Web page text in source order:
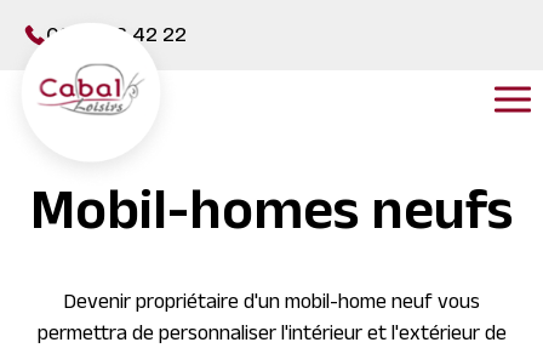
Panneau de gestion des cookies
02 31 08 42 22
Mobil-homes neufs
Devenir propriétaire d'un mobil-home neuf vous
permettra de personnaliser l'intérieur et l'extérieur de